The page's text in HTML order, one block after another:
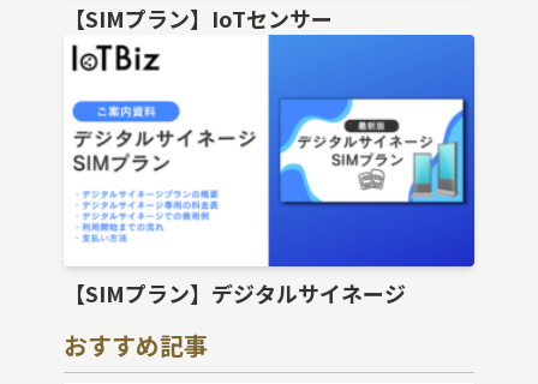
【SIMプラン】IoTセンサー
【SIMプラン】デジタルサイネージ
おすすめ記事